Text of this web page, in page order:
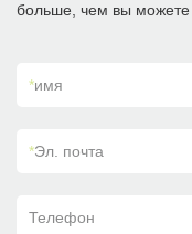
больше, чем вы можете
*имя
*Эл. почта
Телефон